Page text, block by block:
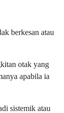
berkesan atau
otak yang
apabila ia
sistemik atau